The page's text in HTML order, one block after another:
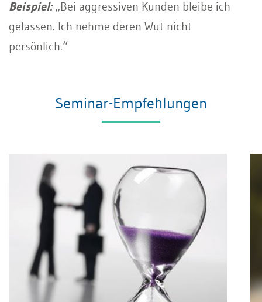
Beispiel: „Bei aggressiven Kunden bleibe ich
gelassen. Ich nehme deren Wut nicht
persönlich.“
Seminar-Empfehlungen